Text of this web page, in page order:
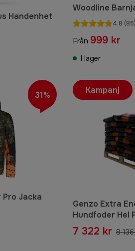
Handenhet
Woodline
4.8 (85)
Från 999 kr
I lager
Pro Jacka
31%
Genzo Extra
Hundfoder Hel
7 322 kr 8
Kampanj